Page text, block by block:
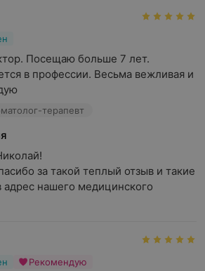
Посещаю больше 7 лет.
в профессии. Весьма вежливая и
терапевт
за такой теплый отзыв и такие
адрес нашего медицинского
Рекомендую